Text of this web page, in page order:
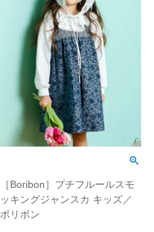
［Boribon］プチフルールスモ
ッキングジャンスカ キッズ／
ボリボン